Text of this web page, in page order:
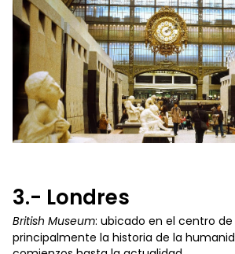
3.- Londres
British Museum: ubicado en el centro
principalmente la historia de la